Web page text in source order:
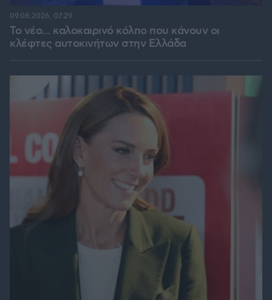
Το νέο... καλοκαιρινό κόλπο που κάνουν οι
κλέφτες αυτοκινήτων στην Ελλάδα
09.08.2026, 07:29